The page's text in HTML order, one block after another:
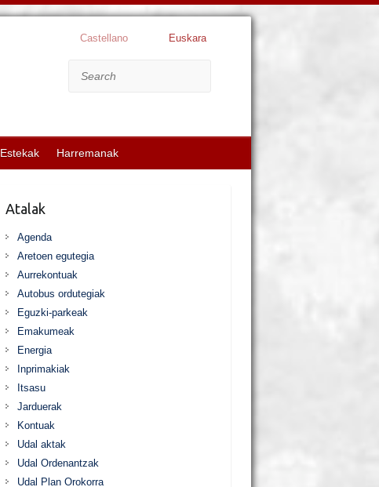
Castellano Euskara
Estekak Harremanak
Atalak
Agenda
Aretoen egutegia
Aurrekontuak
Autobus ordutegiak
Eguzki-parkeak
Emakumeak
Energia
Inprimakiak
Itsasu
Jarduerak
Kontuak
Udal aktak
Udal Ordenantzak
Udal Plan Orokorra